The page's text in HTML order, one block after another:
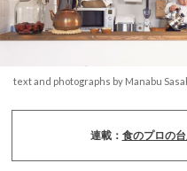
text and photographs by Manabu
連載： 食のプロの